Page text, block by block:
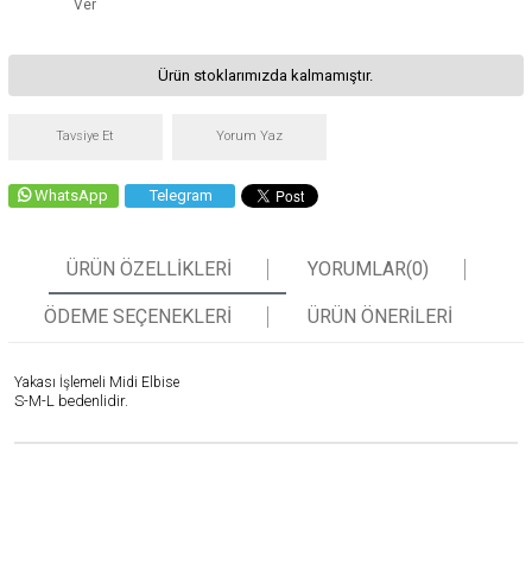
Ver
Ürün stoklarımızda kalmamıştır.
Tavsiye Et Yorum Yaz
WhatsApp Telegram
ÜRÜN ÖZELLIKLERI YORUMLAR(0)
ÖDEME SEÇENEKLERI ÜRÜN ÖNERILERI
Yakası İşlemeli Midi Elbise
S-M-L bedenlidir.